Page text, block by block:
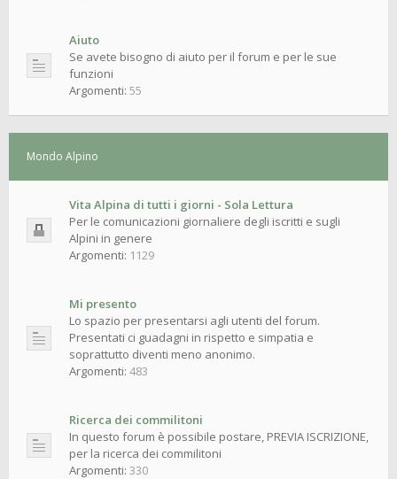
Aiuto
Se avete bisogno di aiuto per il forum e per le sue
funzioni
Argomenti: 55
Mondo Alpino
Vita Alpina di tutti i giorni - Sola Lettura
Per le comunicazioni giornaliere degli iscritti e sugli
Alpini in genere
Argomenti: 1129
Mi presento
Lo spazio per presentarsi agli utenti del forum.
Presentati ci guadagni in rispetto e simpatia e
soprattutto diventi meno anonimo.
Argomenti: 483
Ricerca dei commilitoni
In questo forum è possibile postare, PREVIA ISCRIZIONE,
per la ricerca dei commilitoni
Argomenti: 330